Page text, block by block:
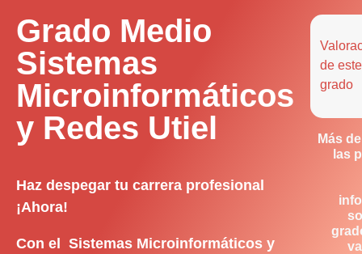
Grado Medio
Sistemas
Microinformáticos
y Redes Utiel
Haz despegar tu carrera profesional
¡Ahora!
Con el Sistemas Microinformáticos y
de este
grado
Más
las